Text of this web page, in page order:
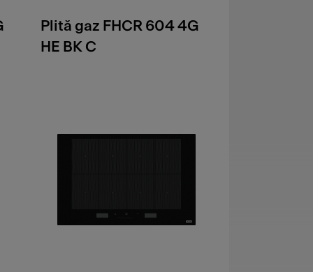
Plită gaz FHCR 604 4G
HE BK C